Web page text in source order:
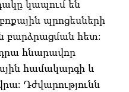
կապում են
պրոցեսների
բարձրացման հետ:
հնարավոր
համակարգի և
Դժվարությունն